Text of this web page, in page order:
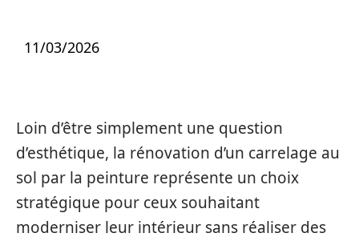
11/03/2026
Loin d’être simplement une question
d’esthétique, la rénovation d’un carrelage au
sol par la peinture représente un choix
stratégique pour ceux souhaitant
moderniser leur intérieur sans réaliser des